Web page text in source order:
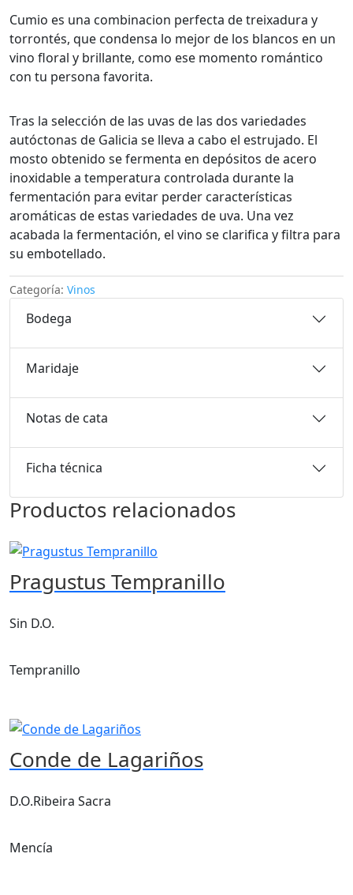
Cumio es una combinacion perfecta de treixadura y
torrontés, que condensa lo mejor de los blancos en un
vino floral y brillante, como ese momento romántico
con tu persona favorita.
Tras la selección de las uvas de las dos variedades
autóctonas de Galicia se lleva a cabo el estrujado. El
mosto obtenido se fermenta en depósitos de acero
inoxidable a temperatura controlada durante la
fermentación para evitar perder características
aromáticas de estas variedades de uva. Una vez
acabada la fermentación, el vino se clarifica y filtra para
su embotellado.
Categoría: Vinos
Bodega
Maridaje
Notas de cata
Ficha técnica
Productos relacionados
Pragustus Tempranillo
Sin D.O.
Tempranillo
Conde de Lagariños
D.O.Ribeira Sacra
Mencía